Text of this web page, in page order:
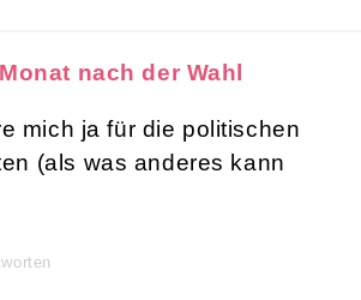
nach der Wahl
mich ja für die politischen
(als was anderes kann